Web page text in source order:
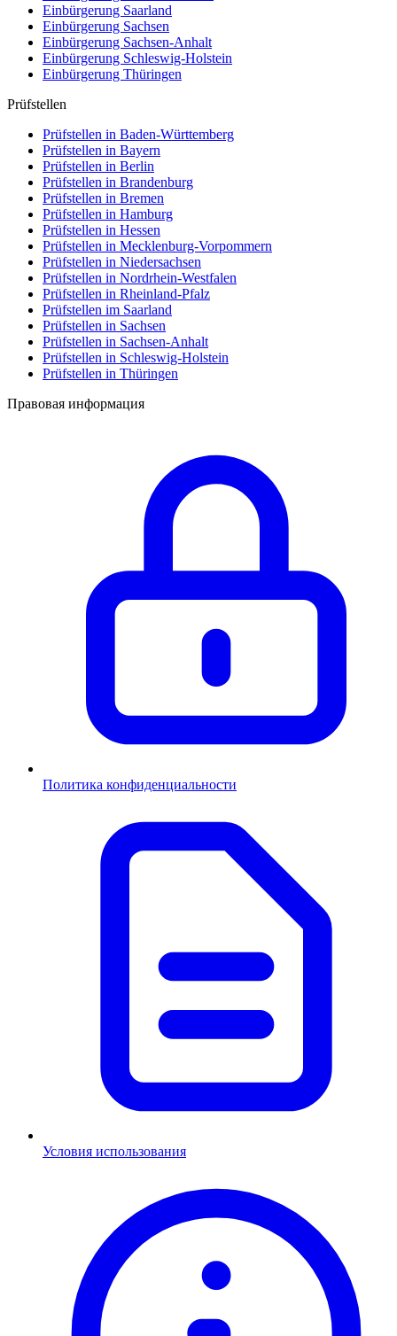
Einbürgerung Saarland
Einbürgerung Sachsen
Einbürgerung Sachsen-Anhalt
Einbürgerung Schleswig-Holstein
Einbürgerung Thüringen
Prüfstellen
Prüfstellen in Baden-Württemberg
Prüfstellen in Bayern
Prüfstellen in Berlin
Prüfstellen in Brandenburg
Prüfstellen in Bremen
Prüfstellen in Hamburg
Prüfstellen in Hessen
Prüfstellen in Mecklenburg-Vorpommern
Prüfstellen in Niedersachsen
Prüfstellen in Nordrhein-Westfalen
Prüfstellen in Rheinland-Pfalz
Prüfstellen im Saarland
Prüfstellen in Sachsen
Prüfstellen in Sachsen-Anhalt
Prüfstellen in Schleswig-Holstein
Prüfstellen in Thüringen
Правовая информация
Политика конфиденциальности
Условия использования